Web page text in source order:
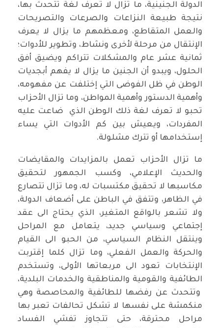
الدولة الجنينية، ما تزال لا تعرف لغة تتحدث بها،
نتيجة طبيعة النزاعات والصرعات والتصريحات
والعمل المتقاطع، ومعظمهم ما يزال لا يعرف
الإنتقال من مرحلة لأخرى ونشاط، وتطوير للأدوات؛
ثمانية عشر عام والمشكلات تتراكم ويضيق أفق
الحلول، ويبدو أن الجنين ما يزال لا يفهم أبجديات
الوطن في ظل الفوضى التي إختلفت عن مفهومه،
وأهمية الدستور وأهمية المواطن، وما تزال الأحزاب
تحبو لا تعرف لغة ذلك الوطن الذي ضاعت عليه
المفردات، ويعيش بين كم الأدوات التي يساء
إستخدامها أو تترك مشلولة.
ما تزال الأحزاب تعمل بالمزايدات والمقايضات
والحديث الإعلامي، وكسب الجمهور لتحقيق
مكاسبها لا تحقيق مكتسبات له، وما تزال تتصارع
في الظاهر، وتتفق في الباطن على أضعاف الدولة،
ولا تشعر بالواقع المتغير، الذي يحتاج الى عقد
إجتماعي وسياسي جديد، يتعامل مع المراحل
وينتقل النظام السياسي، من الحبو الى القيام
والحركة والعمل الفعلي، وما تزال كلما إقتربت
الإنتخابات تعود الى مربعاتها الأولى، وتستخدم
الطائفية والقومية والمناطقية والخدمات البلدية،
وتتحدث عن رفضها للطائفية والمحاصصة وهي
منكمشة على نفسها لا تشكل تحالفات تعبر بها
مراحل محترقة، حتى تتجاوز تفشي الفساد